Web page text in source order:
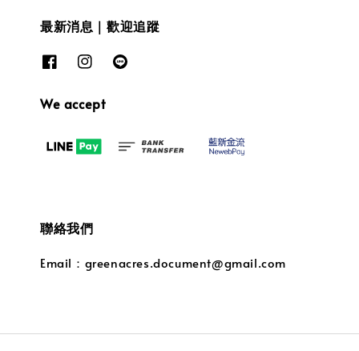
最新消息｜歡迎追蹤
We accept
聯絡我們
Email：greenacres.document@gmail.com